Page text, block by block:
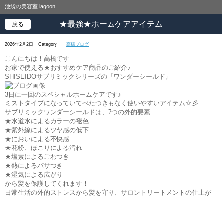
池袋の美容室 lagoon
★最強★ホームケアアイテム
戻る
2026年2月2日 Category： 高橋ブログ
こんにちは！高橋です
お家で使える★おすすめケア商品のご紹介♪
SHISEIDOサブリミックシリーズの『ワンダーシールド』
3日に一回のスペシャルホームケアです♪
ミストタイプになっていてべたつきもなく使いやすいアイテム☆彡
サブリミックワンダーシールドは、7つの外的要素
★水道水によるカラーの褪色
★紫外線によるツヤ感の低下
★においによる不快感
★花粉、ほこりによる汚れ
★塩素によるごわつき
★熱によるパサつき
★湿気による広がり
から髪を保護してくれます！
日常生活の外的ストレスから髪を守り、サロントリートメントの仕上が